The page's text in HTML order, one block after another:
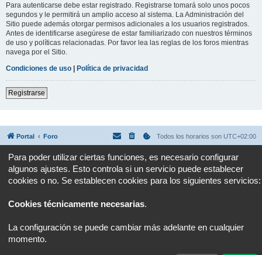
Para autenticarse debe estar registrado. Registrarse tomará solo unos pocos
segundos y le permitirá un amplio acceso al sistema. La Administración del
Sitio puede además otorgar permisos adicionales a los usuarios registrados.
Antes de identificarse asegúrese de estar familiarizado con nuestros términos
de uso y políticas relacionadas. Por favor lea las reglas de los foros mientras
navega por el Sitio.
Condiciones de uso | Política de privacidad
Registrarse
Portal Foro Todos los horarios son UTC+02:00
Desarrollado porphpBB® Forum Software © phpBB Limited
Traducción al español porphpBB España
Privacidad|Condiciones
Para poder utilizar ciertas funciones, es necesario configurar
algunos ajustes. Esto controla si un servicio puede establecer
cookies o no. Se establecen cookies para los siguientes servicios:
Cookies técnicamente necesarias.
La configuración se puede cambiar más adelante en cualquier
momento.